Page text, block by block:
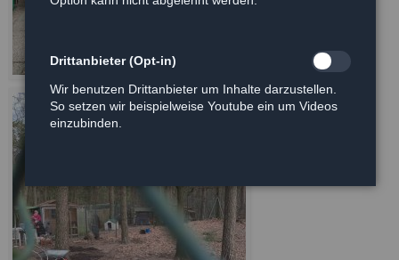
Drittanbieter (Opt-in)
Wir benutzen Drittanbieter um Inhalte darzustellen.
So setzen wir beispielweise Youtube ein um Videos
einzubinden.